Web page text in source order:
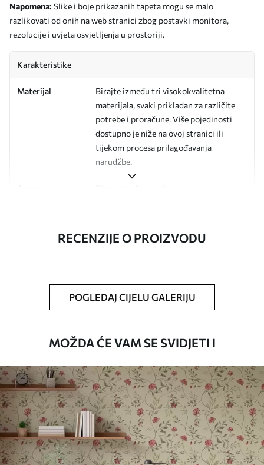
Napomena: Slike i boje prikazanih tapeta mogu se malo
razlikovati od onih na web stranici zbog postavki monitora,
rezolucije i uvjeta osvjetljenja u prostoriji.
Karakteristike
Materijal
Birajte između tri visokokvalitetna
materijala, svaki prikladan za različite
potrebe i proračune. Više pojedinosti
dostupno je niže na ovoj stranici ili
tijekom procesa prilagođavanja
narudžbe.
Završna obrada Polu-mat.
širine do 50 cm.
za tapete.
spužvom. Lakirane tapete mogu se čistiti
vodom.
Metoda primjene Besprijekorna primjena
Dostupni materijali
RECENZIJE O PROIZVODU
POGLEDAJ CIJELU GALERIJU
MOŽDA ĆE VAM SE SVIDJETI I